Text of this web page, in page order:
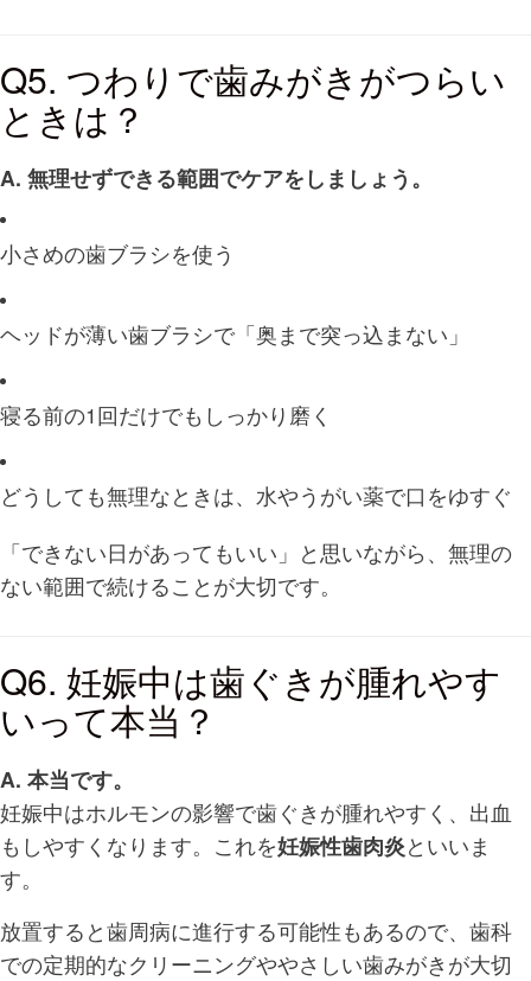
Q5. つわりで歯みがきがつらい
ときは？
A. 無理せずできる範囲でケアをしましょう。
小さめの歯ブラシを使う
ヘッドが薄い歯ブラシで「奥まで突っ込まない」
寝る前の1回だけでもしっかり磨く
どうしても無理なときは、水やうがい薬で口をゆすぐ
「できない日があってもいい」と思いながら、無理の
ない範囲で続けることが大切です。
Q6. 妊娠中は歯ぐきが腫れやす
いって本当？
A. 本当です。
妊娠中はホルモンの影響で歯ぐきが腫れやすく、出血
もしやすくなります。これを妊娠性歯肉炎といいま
す。
放置すると歯周病に進行する可能性もあるので、歯科
での定期的なクリーニングややさしい歯みがきが大切